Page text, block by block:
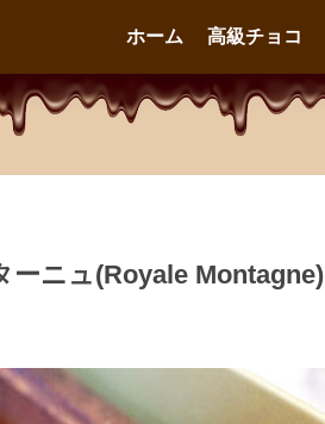
ホーム 高級チョコ
ーニュ(Royale Montagne)